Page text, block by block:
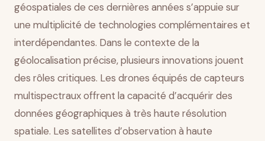
géospatiales de ces dernières années s’appuie sur
une multiplicité de technologies complémentaires et
interdépendantes. Dans le contexte de la
géolocalisation précise, plusieurs innovations jouent
des rôles critiques. Les drones équipés de capteurs
multispectraux offrent la capacité d’acquérir des
données géographiques à très haute résolution
spatiale. Les satellites d’observation à haute